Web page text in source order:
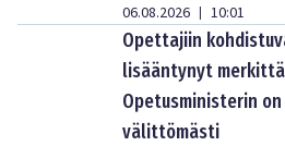
06.08.2026 | 10:01
Opettajiin
lisääntynyt
Opetusministerin
välittömästi